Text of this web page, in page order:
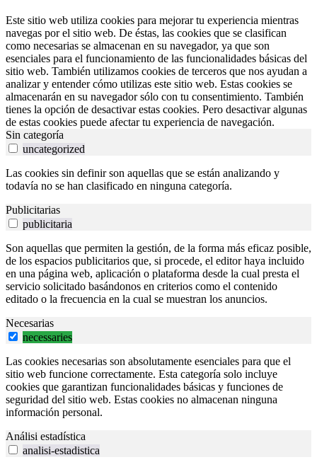
Este sitio web utiliza cookies para mejorar tu experiencia mientras
navegas por el sitio web. De éstas, las cookies que se clasifican
como necesarias se almacenan en su navegador, ya que son
esenciales para el funcionamiento de las funcionalidades básicas del
sitio web. También utilizamos cookies de terceros que nos ayudan a
analizar y entender cómo utilizas este sitio web. Estas cookies se
almacenarán en su navegador sólo con tu consentimiento. También
tienes la opción de desactivar estas cookies. Pero desactivar algunas
de estas cookies puede afectar tu experiencia de navegación.
Sin categoría
uncategorized
Las cookies sin definir son aquellas que se están analizando y
todavía no se han clasificado en ninguna categoría.
Publicitarias
publicitaria
Son aquellas que permiten la gestión, de la forma más eficaz posible,
de los espacios publicitarios que, si procede, el editor haya incluido
en una página web, aplicación o plataforma desde la cual presta el
servicio solicitado basándonos en criterios como el contenido
editado o la frecuencia en la cual se muestran los anuncios.
Necesarias
necessaries
Las cookies necesarias son absolutamente esenciales para que el
sitio web funcione correctamente. Esta categoría solo incluye
cookies que garantizan funcionalidades básicas y funciones de
seguridad del sitio web. Estas cookies no almacenan ninguna
información personal.
Análisi estadística
analisi-estadistica